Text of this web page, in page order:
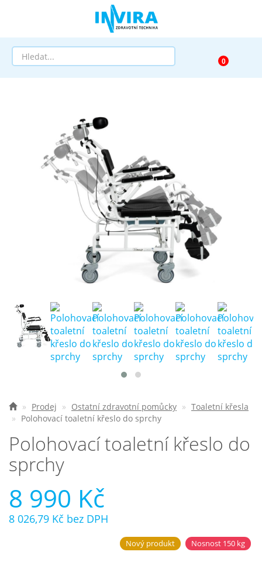
Pomůcky dle zaměření
Pomůcky dle diagnózy
Doprava a služby
Nejčastější otázky
O nás
Kontakt
Prodej Ostatní zdravotní pomůcky
Toaletní křesla
Polohovací toaletní křeslo do sprchy
Polohovací toaletní křeslo do
sprchy
8 990 Kč
8 026,79 Kč bez DPH
Nový produkt Nosnost 150 kg